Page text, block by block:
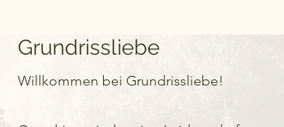
Grundrissliebe
Willkommen bei Grundrissliebe!